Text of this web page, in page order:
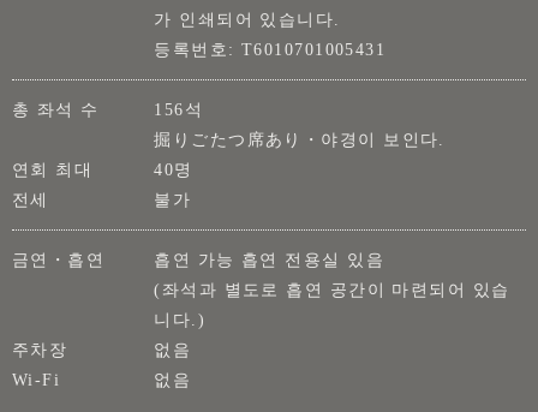
가 인쇄되어 있습니다.
등록번호: T6010701005431
총 좌석 수
156석
掘りごたつ席あり・야경이 보인다.
연회 최대
40명
전세
불가
금연・흡연
흡연 가능 흡연 전용실 있음
(좌석과 별도로 흡연 공간이 마련되어 있습
니다.)
주차장
없음
Wi-Fi
없음